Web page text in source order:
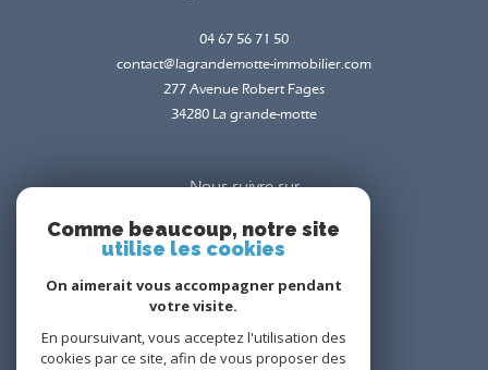
04 67 56 71 50
contact@lagrandemotte-immobilier.com
277 Avenue Robert Fages
34280 la grande-motte
Nous suivre sur
Adhérents
Comme beaucoup, notre site
utilise les cookies
On aimerait vous accompagner pendant
votre visite.
En poursuivant, vous acceptez l'utilisation des
cookies par ce site, afin de vous proposer des